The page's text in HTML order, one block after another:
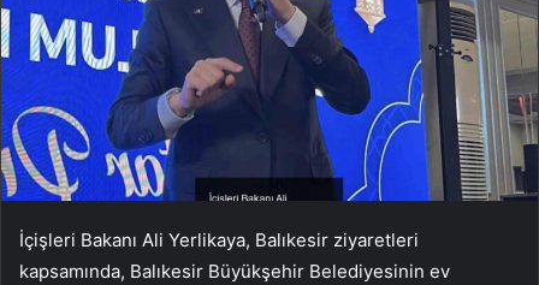
İçişleri Bakanı Ali Yerlikaya, Balıkesir ziyaretleri
kapsamında, Balıkesir Büyükşehir Belediyesinin ev